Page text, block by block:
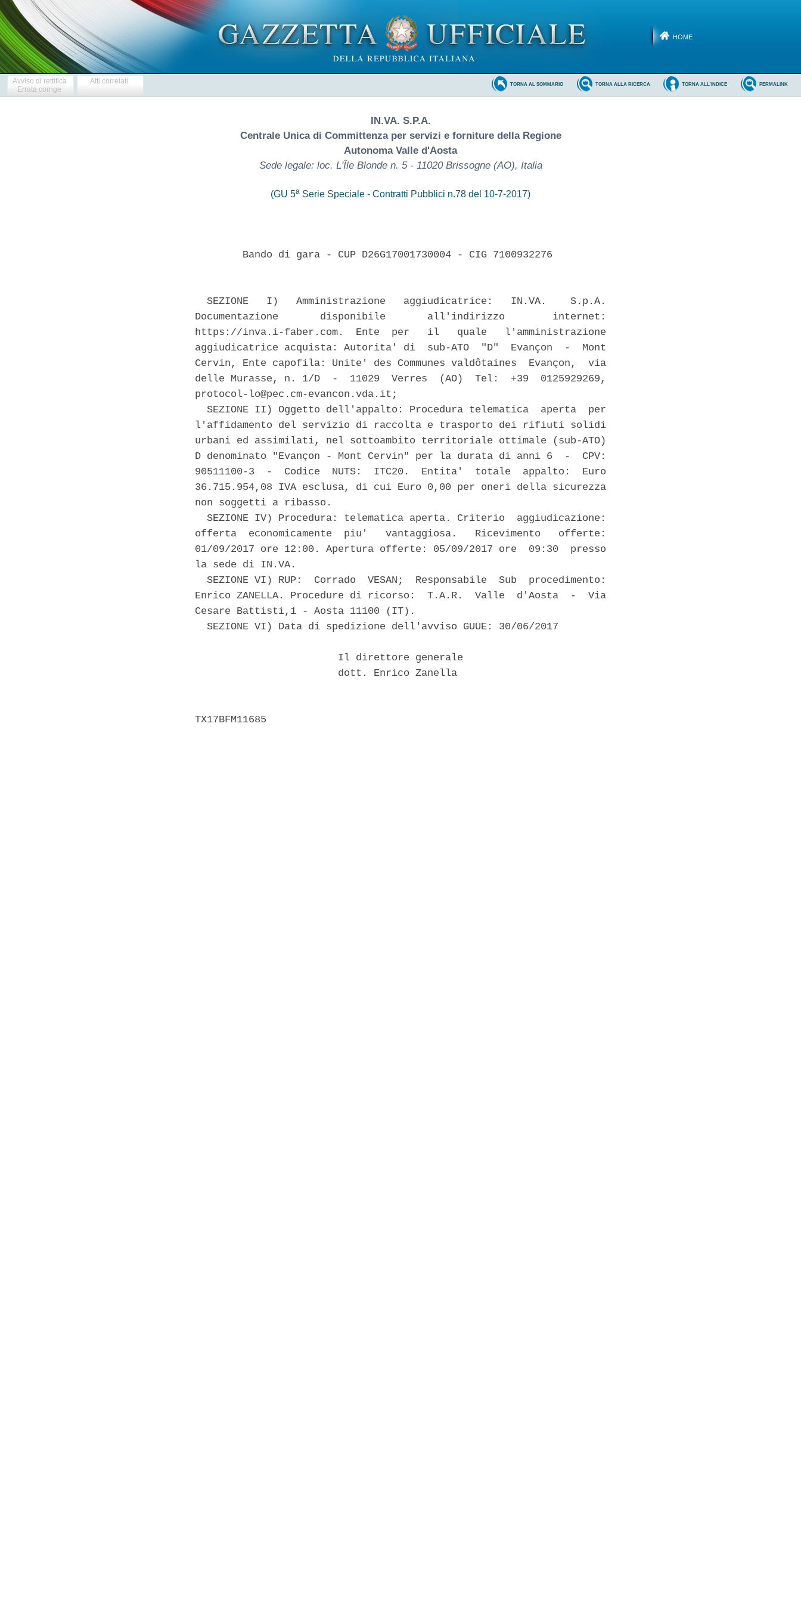
HOME
Avviso di rettifica
Errata corrige
Atti correlati PERMALINK
TORNA ALL'INDICE
TORNA ALLA RICERCA
TORNA AL SOMMARIO
IN.VA. S.P.A.
Centrale Unica di Committenza per servizi e forniture della Regione
Autonoma Valle d'Aosta
Sede legale: loc. L'Île Blonde n. 5 - 11020 Brissogne (AO), Italia
(GU 5a Serie Speciale - Contratti Pubblici n.78 del 10-7-2017)
        Bando di gara - CUP D26G17001730004 - CIG 7100932276
  SEZIONE   I)   Amministrazione   aggiudicatrice:   IN.VA.    S.p.A.
Documentazione       disponibile       all'indirizzo        internet:
https://inva.i-faber.com.  Ente  per   il   quale   l'amministrazione
aggiudicatrice acquista: Autorita' di  sub-ATO  "D"  Evançon  -  Mont
Cervin, Ente capofila: Unite' des Communes valdôtaines  Evançon,  via
delle Murasse, n. 1/D  -  11029  Verres  (AO)  Tel:  +39  0125929269,
protocol-lo@pec.cm-evancon.vda.it;
  SEZIONE II) Oggetto dell'appalto: Procedura telematica  aperta  per
l'affidamento del servizio di raccolta e trasporto dei rifiuti solidi
urbani ed assimilati, nel sottoambito territoriale ottimale (sub-ATO)
D denominato "Evançon - Mont Cervin" per la durata di anni 6  -  CPV:
90511100-3  -  Codice  NUTS:  ITC20.  Entita'  totale  appalto:  Euro
36.715.954,08 IVA esclusa, di cui Euro 0,00 per oneri della sicurezza
non soggetti a ribasso.
  SEZIONE IV) Procedura: telematica aperta. Criterio  aggiudicazione:
offerta  economicamente  piu'   vantaggiosa.   Ricevimento   offerte:
01/09/2017 ore 12:00. Apertura offerte: 05/09/2017 ore  09:30  presso
la sede di IN.VA.
  SEZIONE VI) RUP:  Corrado  VESAN;  Responsabile  Sub  procedimento:
Enrico ZANELLA. Procedure di ricorso:  T.A.R.  Valle  d'Aosta  -  Via
Cesare Battisti,1 - Aosta 11100 (IT).
  SEZIONE VI) Data di spedizione dell'avviso GUUE: 30/06/2017
                        Il direttore generale
                        dott. Enrico Zanella